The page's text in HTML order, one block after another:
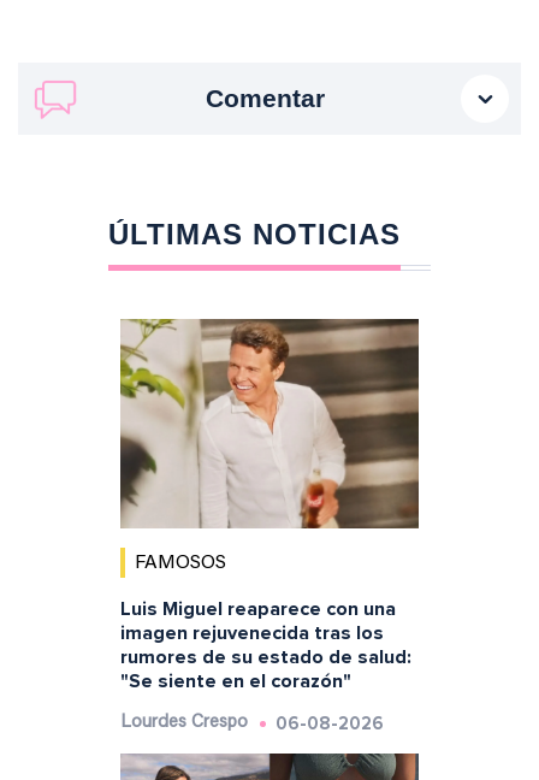
Comentar
ÚLTIMAS NOTICIAS
FAMOSOS
Luis Miguel reaparece con una
imagen rejuvenecida tras los
rumores de su estado de salud:
"Se siente en el corazón"
Lourdes Crespo 06-08-2026